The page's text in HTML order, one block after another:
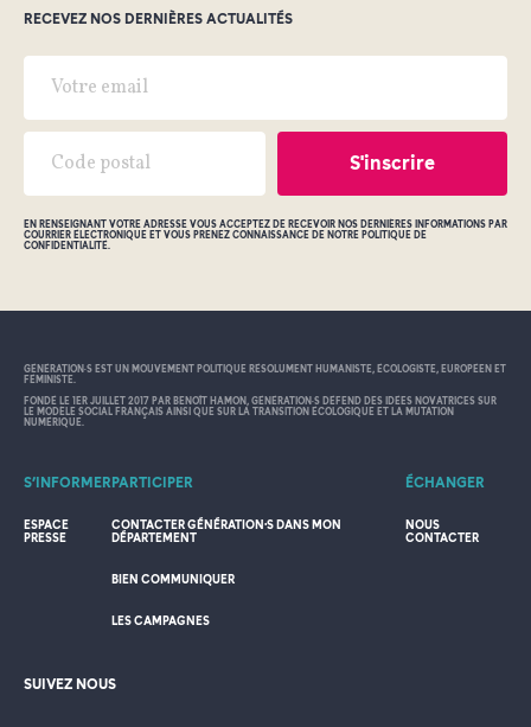
RECEVEZ NOS DERNIÈRES ACTUALITÉS
EN RENSEIGNANT VOTRE ADRESSE VOUS ACCEPTEZ DE RECEVOIR NOS DERNIÈRES INFORMATIONS PAR
COURRIER ÉLECTRONIQUE ET VOUS PRENEZ CONNAISSANCE DE NOTRE POLITIQUE DE
CONFIDENTIALITÉ.
GÉNÉRATION•S EST UN MOUVEMENT POLITIQUE RÉSOLUMENT HUMANISTE, ÉCOLOGISTE, EUROPÉEN ET
FÉMINISTE.
FONDÉ LE 1ER JUILLET 2017 PAR BENOÎT HAMON, GÉNÉRATION•S DÉFEND DES IDÉES NOVATRICES SUR
LE MODÈLE SOCIAL FRANÇAIS AINSI QUE SUR LA TRANSITION ÉCOLOGIQUE ET LA MUTATION
NUMÉRIQUE.
S’INFORMER
ESPACE
PRESSE
PARTICIPER
CONTACTER GÉNÉRATION·S DANS MON
DÉPARTEMENT
BIEN COMMUNIQUER
LES CAMPAGNES
ÉCHANGER
NOUS
CONTACTER
SUIVEZ NOUS